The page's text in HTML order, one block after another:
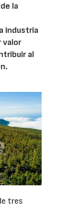
la
industria
valor
al
tres